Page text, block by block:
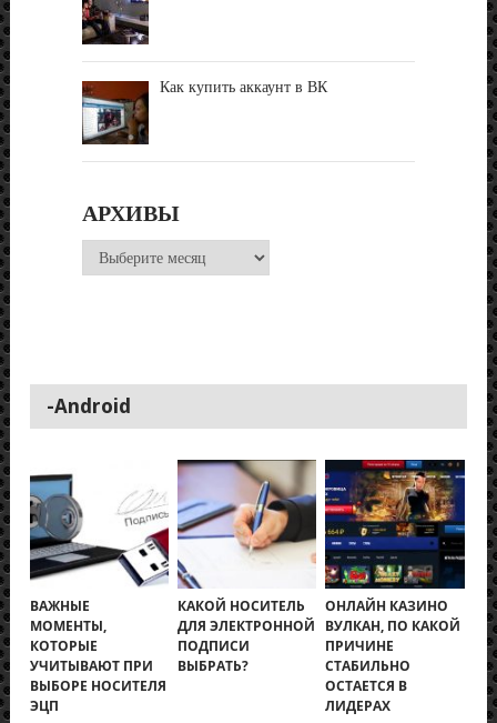
Как купить аккаунт в ВК
АРХИВЫ
Архивы
-Android
ВАЖНЫЕ
МОМЕНТЫ,
КОТОРЫЕ
УЧИТЫВАЮТ ПРИ
ВЫБОРЕ НОСИТЕЛЯ
ЭЦП
КАКОЙ НОСИТЕЛЬ
ДЛЯ ЭЛЕКТРОННОЙ
ПОДПИСИ
ВЫБРАТЬ?
ОНЛАЙН КАЗИНО
ВУЛКАН, ПО КАКОЙ
ПРИЧИНЕ
СТАБИЛЬНО
ОСТАЕТСЯ В
ЛИДЕРАХ